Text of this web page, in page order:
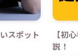
スポット
【初
説！